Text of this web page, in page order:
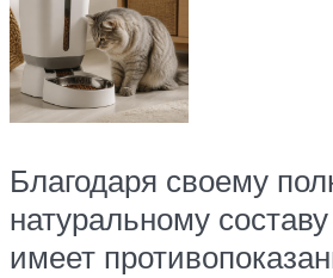
Благодаря своему
натуральному
имеет